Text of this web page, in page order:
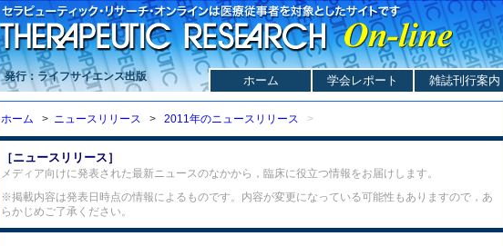
発行：ライフサイエンス出版 ホーム 学会レポート 雑誌刊行案内
ホーム > ニュースリリース > 2011年のニュースリリース >
［ニュースリリース］
メディア向けに発表された最新ニュースのなかから，臨床に役立つ情報をお届けします。
※掲載内容は発表日時点の情報によるものです。内容が変更になっている可能性もありますので，あ
らかじめご了承ください。